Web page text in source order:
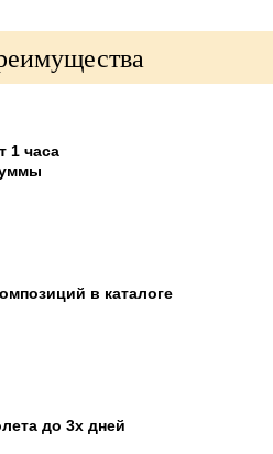
1 часа
в каталоге
до 3х дней